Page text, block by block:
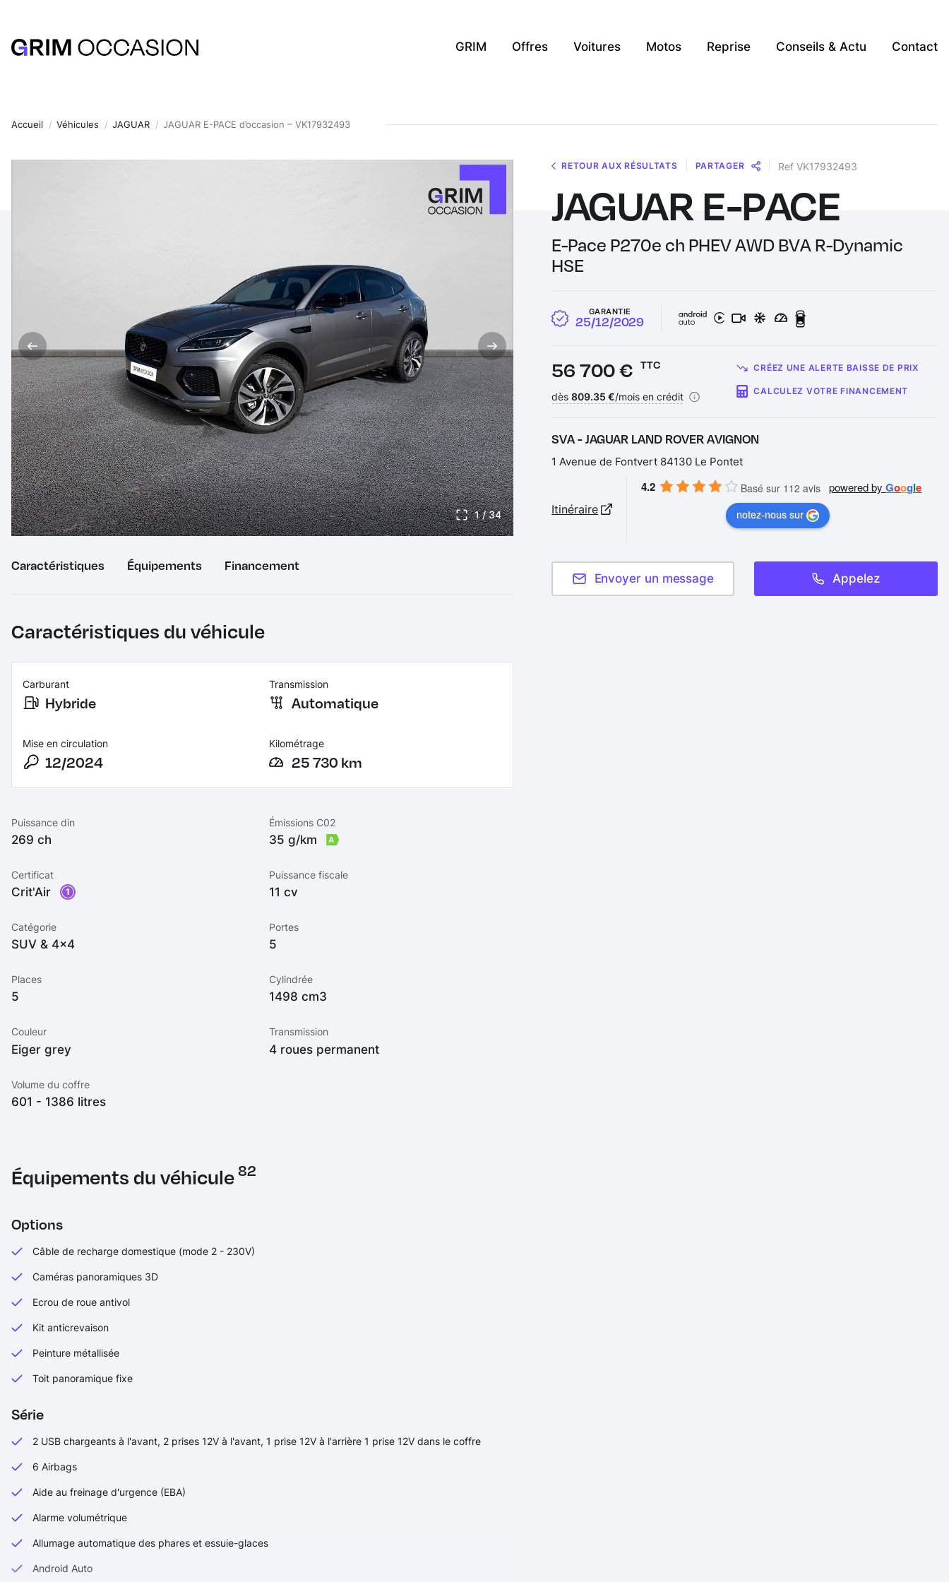
GRIM Offres Voitures Motos Reprise Conseils & Actu Contact
Accueil Véhicules JAGUAR JAGUAR E-PACE d’occasion – VK17932493
1/ 34
RETOUR AUX RÉSULTATS PARTAGER
Message
Messenger
WhatsApp
Copy
Link
Share
Ref VK17932493
JAGUAR E-PACE
E-Pace P270e ch PHEV AWD BVA R-Dynamic
HSE
GARANTIE
25/12/2029
Prix :
56 700 € TTC
Financement :
dès809.35 €/mois en crédit
CRÉEZ UNE ALERTE BAISSE DE PRIX
CALCULEZ VOTRE FINANCEMENT
SVA - JAGUAR LAND ROVER AVIGNON
1 Avenue de Fontvert 84130 Le Pontet
Itinéraire
4.2 Basé sur 112 avis powered byGoogle
notez-nous sur
Envoyer un message Appelez
Caractéristiques Équipements Financement
Caractéristiques du véhicule
Carburant
Hybride
Transmission
Automatique
Mise en circulation
12/2024
Kilométrage
25 730 km
Puissance din
269 ch
Émissions C02
35 g/km A
Certificat
Crit'Air 1
Puissance fiscale
11 cv
Catégorie
SUV & 4x4
Portes
5
Places
5
Cylindrée
1498 cm3
Couleur
Eiger grey
Transmission
4 roues permanent
Volume du coffre
601 - 1386 litres
Équipements du véhicule82
Options
Câble de recharge domestique (mode 2 - 230V)
Caméras panoramiques 3D
Ecrou de roue antivol
Kit anticrevaison
Peinture métallisée
Toit panoramique fixe
Série
2 USB chargeants à l'avant, 2 prises 12V à l'avant, 1 prise 12V à l'arrière 1 prise 12V dans le coffre
6 Airbags
Aide au freinage d'urgence (EBA)
Alarme volumétrique
Allumage automatique des phares et essuie-glaces
Android Auto